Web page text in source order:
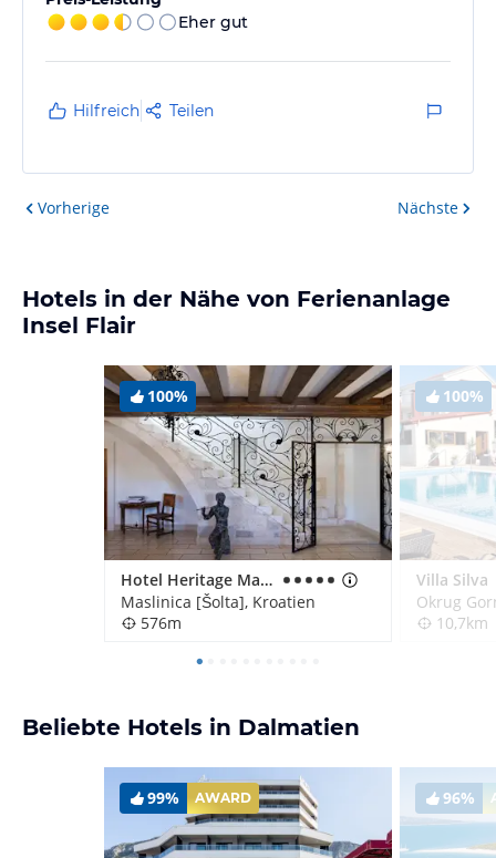
Eher gut
Hilfreich Teilen
Vorherige Nächste
Hotels in der Nähe von Ferienanlage
Insel Flair
100%
Hotel Heritage Martinis Marchi
Maslinica [Šolta], Kroatien
576m
100%
Villa Silva
Okrug
10,7km
Beliebte Hotels in Dalmatien
99% AWARD 96%